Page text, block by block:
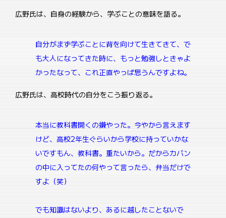
広野氏は、自身の経験から、学ぶことの意味を語る。
自分がまず学ぶことに背を向けて生きてきて、で
も大人になってきた時に、もっと勉強しときゃよ
かったなって、これ正直やっぱ思うんですよね。
広野氏は、高校時代の自分をこう振り返る。
本当に教科書開くの嫌やった。今やから言えます
けど、高校2年生ぐらいから学校に持っていかな
いですもん、教科書。重たいから。だからカバン
の中に入ってたの何やって言ったら、弁当だけで
すよ（笑）
でも知識はないより、あるに越したことないで